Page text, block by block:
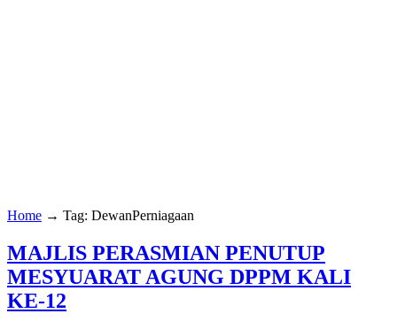
Home → Tag: DewanPerniagaan
MAJLIS PERASMIAN PENUTUP
MESYUARAT AGUNG DPPM KALI
KE-12